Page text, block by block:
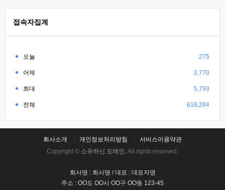
접속자집계
오늘 275
어제 2,770
최대 5,793
전체 618,284
회사소개 개인정보처리방침
서비스이용약관
Copyright © 소유하신 도메인. All rights reserved.
회사명 : 회사명 / 대표 : 대표자명
주소 : OO도 OO시 OO구 OO동 123-45